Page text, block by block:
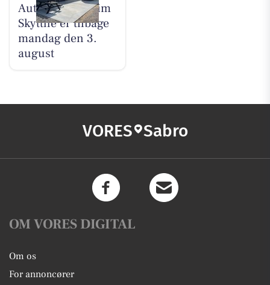
Autotekniker Kim
Skytthe er tilbage
mandag den 3.
august
VORES Sabro
OM VORES DIGITAL
Om os
For annoncører